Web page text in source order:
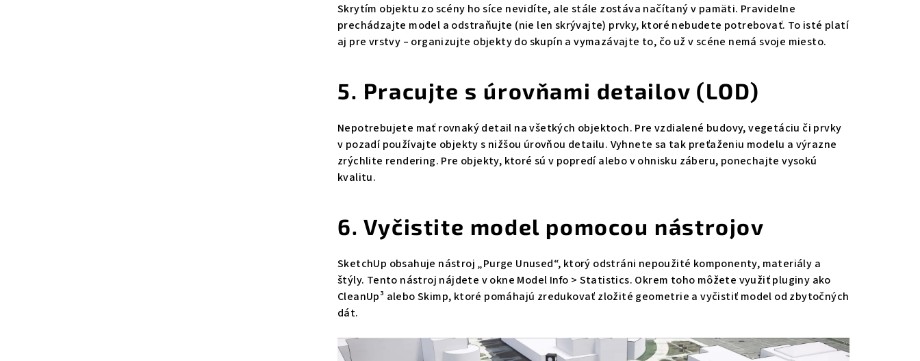
Skrytím objektu zo scény ho síce nevidíte, ale stále zostáva načítaný v pamäti. Pravidelne
prechádzajte model a odstraňujte (nie len skrývajte) prvky, ktoré nebudete potrebovať. To isté platí
aj pre vrstvy – organizujte objekty do skupín a vymazávajte to, čo už v scéne nemá svoje miesto.
5. Pracujte s úrovňami detailov (LOD)
Nepotrebujete mať rovnaký detail na všetkých objektoch. Pre vzdialené budovy, vegetáciu či prvky
v pozadí používajte objekty s nižšou úrovňou detailu. Vyhnete sa tak preťaženiu modelu a výrazne
zrýchlite rendering. Pre objekty, ktoré sú v popredí alebo v ohnisku záberu, ponechajte vysokú
kvalitu.
6. Vyčistite model pomocou nástrojov
SketchUp obsahuje nástroj „Purge Unused“, ktorý odstráni nepoužité komponenty, materiály a
štýly. Tento nástroj nájdete v okne Model Info > Statistics. Okrem toho môžete využiť pluginy ako
CleanUp³ alebo Skimp, ktoré pomáhajú zredukovať zložité geometrie a vyčistiť model od zbytočných
dát.